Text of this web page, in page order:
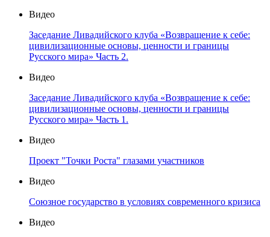
Видео
Заседание Ливадийского клуба «Возвращение к себе:
цивилизационные основы, ценности и границы
Русского мира» Часть 2.
Видео
Заседание Ливадийского клуба «Возвращение к себе:
цивилизационные основы, ценности и границы
Русского мира» Часть 1.
Видео
Проект "Точки Роста" глазами участников
Видео
Союзное государство в условиях современного кризиса
Видео